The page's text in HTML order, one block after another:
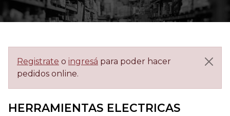
Registrate o ingresá para poder hacer
pedidos online.
HERRAMIENTAS ELECTRICAS